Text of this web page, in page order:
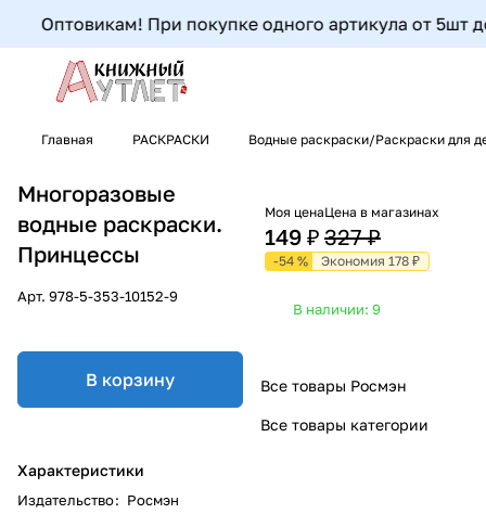
Оптовикам! При покупке одного артикула от 5шт
Главная РАСКРАСКИ Водные раскраски/Раскраски для
Многоразовые
водные раскраски.
Принцессы
Арт. 978-5-353-10152-9
В корзину
Характеристики
Издательство: Росмэн
Моя цена
149 ₽
Цена в магазинах
327 ₽
-54 % Экономия 178 ₽
В наличии: 9
Все товары Росмэн
Все товары категории